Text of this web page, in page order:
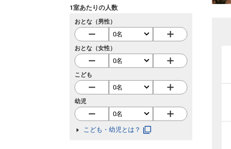
1室あたりの人数
おとな（男性）
おとな（女性）
こども
幼児
こども・幼児とは？